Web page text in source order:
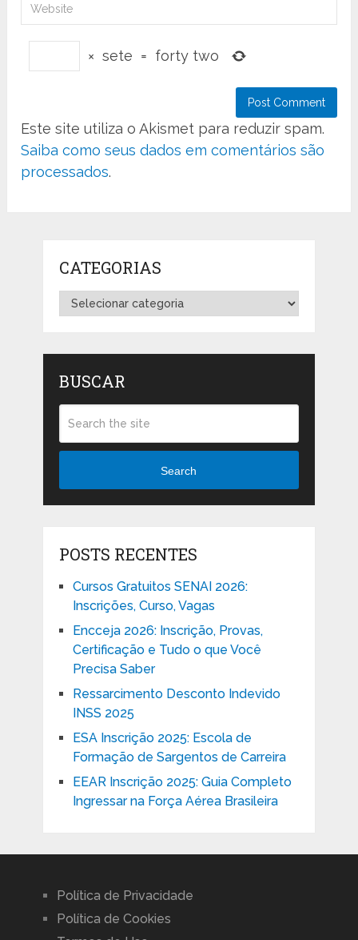
× sete = forty two
Este site utiliza o Akismet para reduzir spam.
Saiba como seus dados em comentários são
processados.
CATEGORIAS
Categorias
BUSCAR
Search
POSTS RECENTES
Cursos Gratuitos SENAI 2026:
Inscrições, Curso, Vagas
Encceja 2026: Inscrição, Provas,
Certificação e Tudo o que Você
Precisa Saber
Ressarcimento Desconto Indevido
INSS 2025
ESA Inscrição 2025: Escola de
Formação de Sargentos de Carreira
EEAR Inscrição 2025: Guia Completo
Ingressar na Força Aérea Brasileira
Política de Privacidade
Política de Cookies